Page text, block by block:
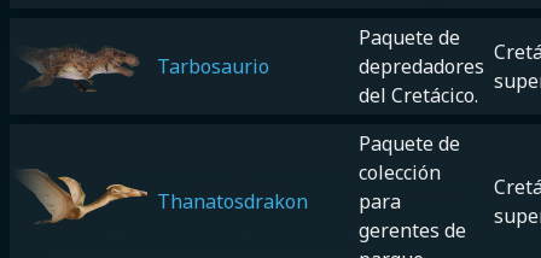
Tarbosaurio
Paquete de
depredadores
del Cretácico.
Thanatosdrakon
Paquete de
colección
para
gerentes de